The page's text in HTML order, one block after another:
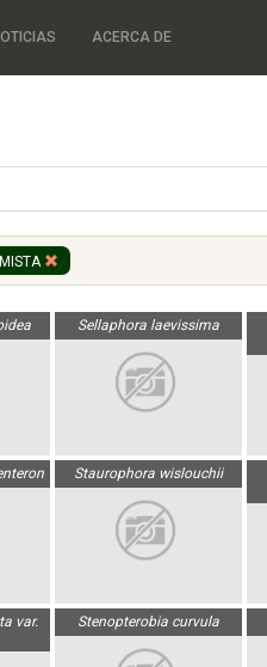
ACERCA DE
Sellaphora laevissima
Staurophora wislouchii
var.
Stenopterobia curvula